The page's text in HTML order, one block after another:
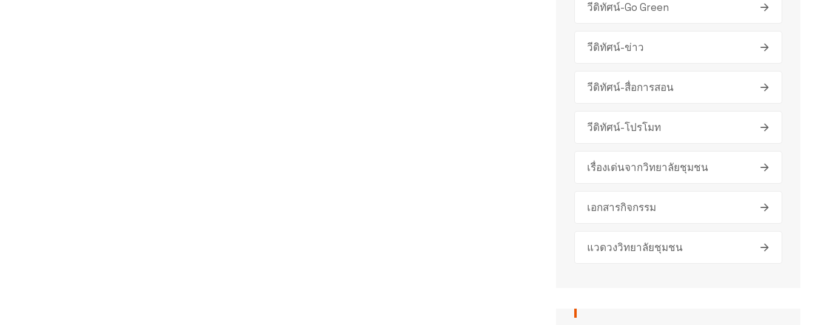
วีดิทัศน์-Go Green
วีดิทัศน์-ข่าว
วีดิทัศน์-สื่อการสอน
วีดิทัศน์-โปรโมท
เรื่องเด่นจากวิทยาลัยชุมชน
เอกสารกิจกรรม
แวดวงวิทยาลัยชุมชน